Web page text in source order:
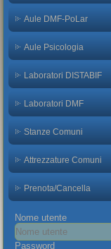
Aule DMF-PoLar
Aule Psicologia
Laboratori DISTABIF
Laboratori DMF
Stanze Comuni
Attrezzature Comuni
Prenota/Cancella
Nome utente
Password